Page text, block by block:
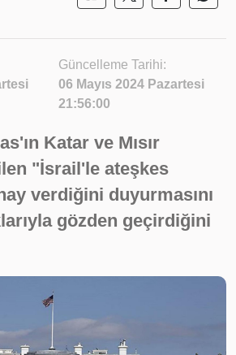
Güncelleme Tarihi:
06 Mayıs 2024 Pazartesi
21:56:00
Katar ve Mısır
"İsrail'le ateşkes
verdiğini duyurmasını
gözden geçirdiğini